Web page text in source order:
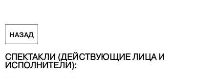
НАЗАД
СПЕКТАКЛИ (ДЕЙСТВУЮЩИЕ ЛИЦА И
ИСПОЛНИТЕЛИ):